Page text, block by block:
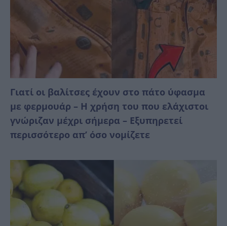
Γιατί οι βαλίτσες έχουν στο πάτο ύφασμα
με φερμουάρ – Η χρήση του που ελάχιστοι
γνώριζαν μέχρι σήμερα – Εξυπηρετεί
περισσότερο απ’ όσο νομίζετε